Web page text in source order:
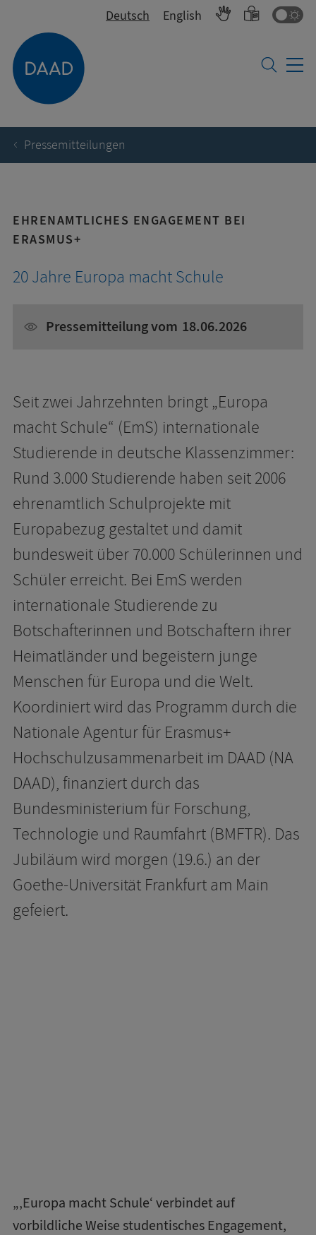
Deutsch English
Pressemitteilungen
20 Jahre Europa macht Schule
EHRENAMTLICHES ENGAGEMENT BEI
ERASMUS+
Pressemitteilung vom 18.06.2026
Seit zwei Jahrzehnten bringt „Europa
macht Schule“ (EmS) internationale
Studierende in deutsche Klassenzimmer:
Rund 3.000 Studierende haben seit 2006
ehrenamtlich Schulprojekte mit
Europabezug gestaltet und damit
bundesweit über 70.000 Schülerinnen und
Schüler erreicht. Bei EmS werden
internationale Studierende zu
Botschafterinnen und Botschaftern ihrer
Heimatländer und begeistern junge
Menschen für Europa und die Welt.
Koordiniert wird das Programm durch die
Nationale Agentur für Erasmus+
Hochschulzusammenarbeit im DAAD (NA
DAAD), finanziert durch das
Bundesministerium für Forschung,
Technologie und Raumfahrt (BMFTR). Das
Jubiläum wird morgen (19.6.) an der
Goethe-Universität Frankfurt am Main
gefeiert.
„‚Europa macht Schule‘ verbindet auf
vorbildliche Weise studentisches Engagement,